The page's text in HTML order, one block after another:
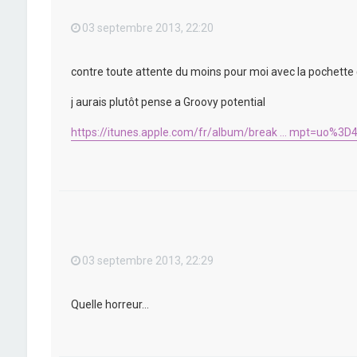
03 septembre 2013, 22:20
contre toute attente du moins pour moi avec la pochette
j aurais plutôt pense a Groovy potential
https://itunes.apple.com/fr/album/break ... mpt=uo%3D4
03 septembre 2013, 22:29
Quelle horreur...